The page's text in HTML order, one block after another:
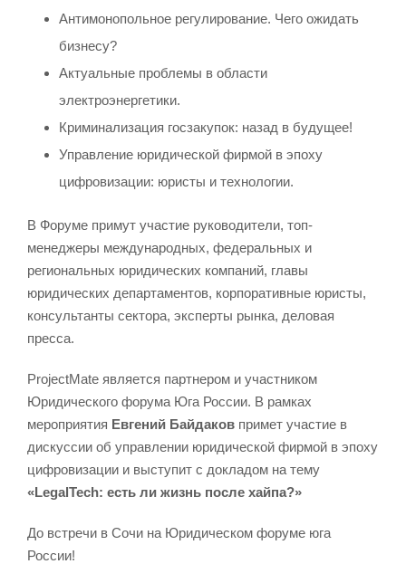
Антимонопольное регулирование. Чего ожидать
бизнесу?
Актуальные проблемы в области
электроэнергетики.
Криминализация госзакупок: назад в будущее!
Управление юридической фирмой в эпоху
цифровизации: юристы и технологии.
В Форуме примут участие руководители, топ-
менеджеры международных, федеральных и
региональных юридических компаний, главы
юридических департаментов, корпоративные юристы,
консультанты сектора, эксперты рынка, деловая
пресса.
ProjectMate является партнером и участником
Юридического форума Юга России. В рамках
мероприятия Евгений Байдаков примет участие в
дискуссии об управлении юридической фирмой в эпоху
цифровизации и выступит с докладом на тему
«LegalTech: есть ли жизнь после хайпа?»
До встречи в Сочи на Юридическом форуме юга
России!